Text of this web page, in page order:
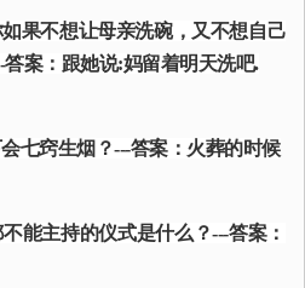
果不想让母亲洗碗，又不想自己
案：跟她说:妈留着明天洗吧.
七窍生烟？---答案：火葬的时候
能主持的仪式是什么？---答案：